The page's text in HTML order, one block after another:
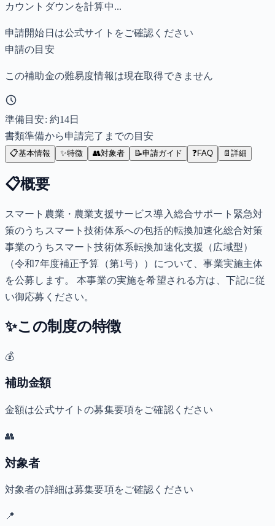
カウントダウンを計算中...
申請開始日は公式サイトをご確認ください
申請の目安
この補助金の難易度情報は現在取得できません
準備目安: 約14日
書類準備から申請完了までの目安
📋基本情報 ✨特徴 👥対象者 📝申請ガイド ❓FAQ 📄 詳細
📋概要
スマート農業・農業支援サービス導入総合サポート緊急対
策のうちスマート技術体系への包括的転換加速化総合対策
事業のうちスマート技術体系転換加速化支援（広域型）
（令和7年度補正予算（第1号））について、事業実施主体
を公募します。 本事業の実施を希望される方は、下記に従
い御応募ください。
✨この制度の特徴
💰
補助金額
金額は公式サイトの募集要項をご確認ください
👥
対象者
対象者の詳細は募集要項をご確認ください
📍